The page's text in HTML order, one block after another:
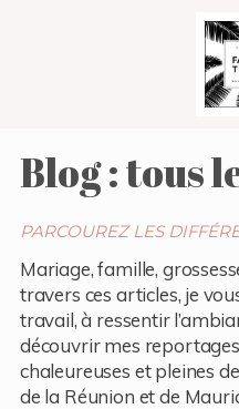
Blog : tous
PARCOUREZ LES
Mariage, famille,
travers ces articles, je
travail, à ressentir
découvrir mes
chaleureuses et pleines
de la Réunion et de